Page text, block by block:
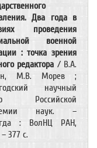
Два года в
проведения
военной
: точка зрения
редактора / В.А.
М.В. Морев ;
научный
Российской
наук. –
: ВолНЦ РАН,
377 с.